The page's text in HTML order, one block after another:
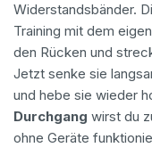
Widerstandsbänder.
Training mit dem
den Rücken und
Jetzt senke sie
und hebe sie wieder
Durchgang wirst du
ohne Geräte